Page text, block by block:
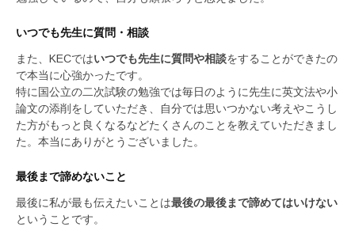
いつでも先生に質問・相談
また、KECではいつでも先生に質問や相談をすることができたの
で本当に心強かったです。
特に国公立の二次試験の勉強では毎日のように先生に英文法や小
論文の添削をしていただき、自分では思いつかない考えやこうし
た方がもっと良くなるなどたくさんのことを教えていただきまし
た。本当にありがとうございました。
最後まで諦めないこと
最後に私が最も伝えたいことは最後の最後まで諦めてはいけない
ということです。